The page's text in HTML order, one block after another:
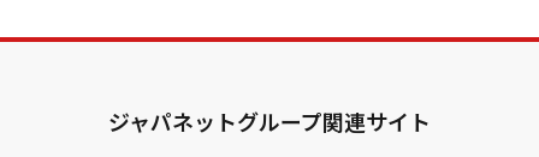
ジャパネットグループ関連サイト